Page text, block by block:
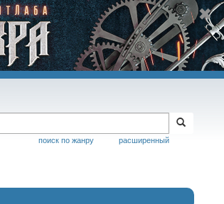
расширенный
поиск по жанру